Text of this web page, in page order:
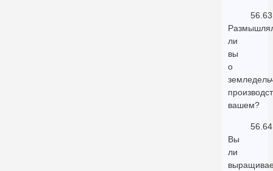
56.63
ли
вы
о
вашем?
56.64
Вы
ли